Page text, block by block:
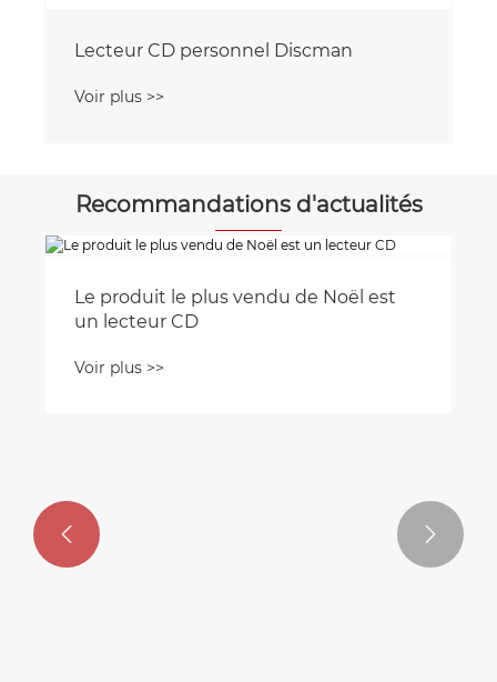
Lecteur CD personnel Discman
Voir plus >>
Recommandations d'actualités
Le produit le plus vendu de Noël est
un lecteur CD
Voir plus >>
 